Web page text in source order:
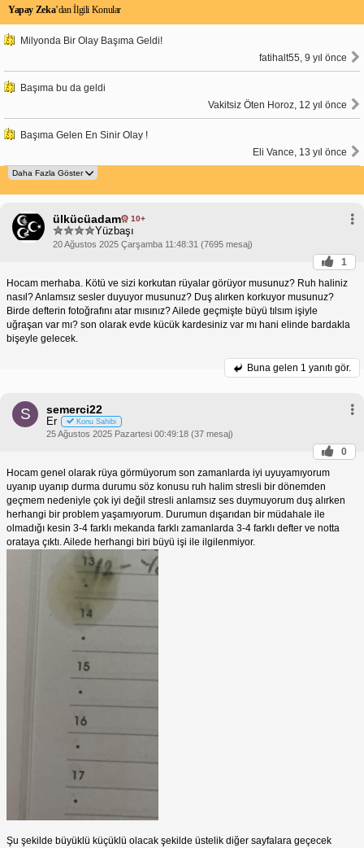
Yapay Zeka’dan İlgili Konular
Milyonda Bir Olay Başıma Geldi!
fatihalt55, 9 yıl önce
Başıma bu da geldi
Vakitsiz Öten Horoz, 12 yıl önce
Başıma Gelen En Sinir Olay !
Eli Vance, 13 yıl önce
ülkücüadam 10+
Yüzbaşı
20 Ağustos 2025 Çarşamba 11:48:31 (7695 mesaj)
1
Hocam merhaba. Kötü ve sizi korkutan rüyalar görüyor musunuz? Ruh haliniz
nasıl? Anlamsız sesler duyuyor musunuz? Duş alırken korkuyor musunuz?
Birde defterin fotoğrafını atar mısınız? Ailede geçmişte büyü tılsım işiyle
uğraşan var mı? son olarak evde kücük kardesiniz var mı hani elinde bardakla
bişeyle gelecek.
Buna gelen 1 yanıtı gör.
S semerci22
Er Konu Sahibi
25 Ağustos 2025 Pazartesi 00:49:18 (37 mesaj)
0
Hocam genel olarak rüya görmüyorum son zamanlarda iyi uyuyamıyorum
uyanıp uyanıp durma durumu söz konusu ruh halim stresli bir dönemden
geçmem nedeniyle çok iyi değil stresli anlamsız ses duymuyorum duş alırken
herhangi bir problem yaşamıyorum. Durumun dışarıdan bir müdahale ile
olmadığı kesin 3-4 farklı mekanda farklı zamanlarda 3-4 farklı defter ve notta
orataya çıktı. Ailede herhangi biri büyü işi ile ilgilenmiyor.
Şu şekilde büyüklü küçüklü olacak şekilde üstelik diğer sayfalara geçecek